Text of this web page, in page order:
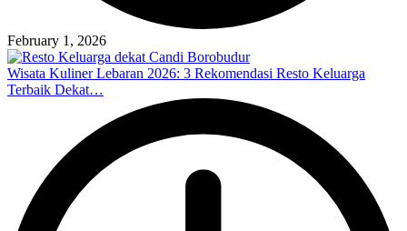
February 1, 2026
Wisata Kuliner Lebaran 2026: 3 Rekomendasi Resto Keluarga
Terbaik Dekat…